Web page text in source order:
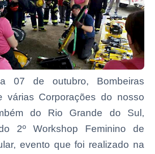
07 de outubro, Bombeiras
várias Corporações do nosso
do Rio Grande do Sul,
2º Workshop Feminino de
evento que foi realizado na